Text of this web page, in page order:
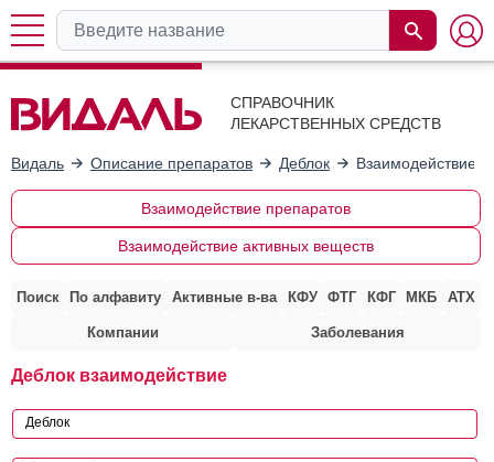
СПРАВОЧНИК
ЛЕКАРСТВЕННЫХ СРЕДСТВ
Видаль Описание препаратов Деблок Взаимодействие
Взаимодействие препаратов
Взаимодействие активных веществ
Поиск По алфавиту Активные в-ва КФУ ФТГ КФГ МКБ АТХ
Компании Заболевания
Деблок взаимодействие